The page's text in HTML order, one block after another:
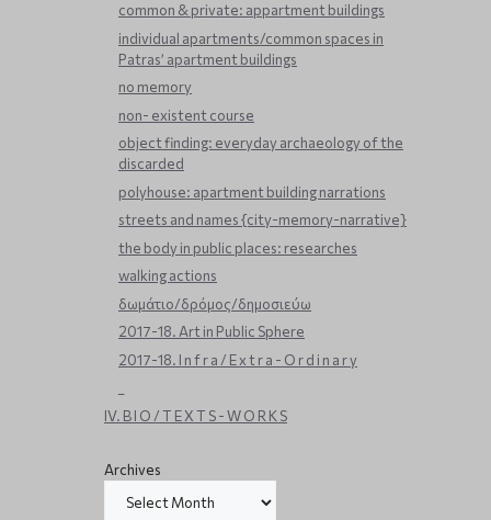
common & private: appartment buildings
individual apartments/common spaces in
Patras’ apartment buildings
no memory
non- existent course
object finding: everyday archaeology of the
discarded
polyhouse: apartment building narrations
streets and names {city-memory-narrative}
the body in public places: researches
walking actions
δωμάτιο/δρόμος/δημοσιεύω
2017-18. Art in Public Sphere
2017-18. I n f r a / E x t r a - O r d i n a r y
IV. B I O / T E X T S - W O R K S
Archives